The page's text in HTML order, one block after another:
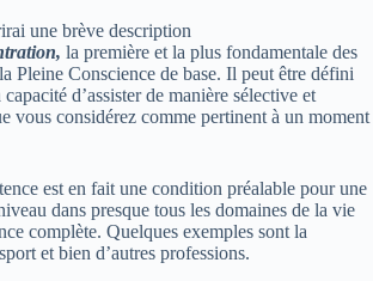
une brève description
la première et la plus fondamentale des
Pleine Conscience de base. Il peut être défini
d’assister de manière sélective et
vous considérez comme pertinent à un moment
est en fait une condition préalable pour une
dans presque tous les domaines de la vie
complète. Quelques exemples sont la
et bien d’autres professions.